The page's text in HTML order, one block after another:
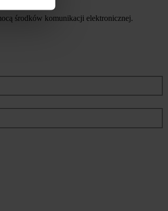
środków komunikacji elektronicznej.